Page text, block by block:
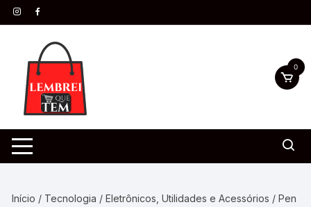
0
Início / Tecnologia /Eletrônicos, Utilidades e Acessórios / Pen